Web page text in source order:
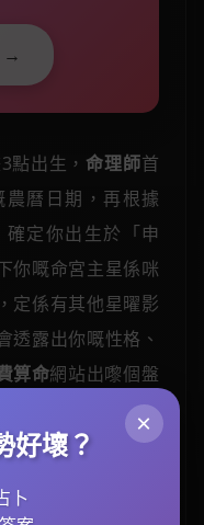
→
出生， 命理師首
曆日期，再根據
確定你出生於「申
你嘅命宮主星係咪
定係有其他星曜影
透露出你嘅性格、
算命網站出嚟個盤
，可能
命盤解讀方向都錯
×
好壞？
卜